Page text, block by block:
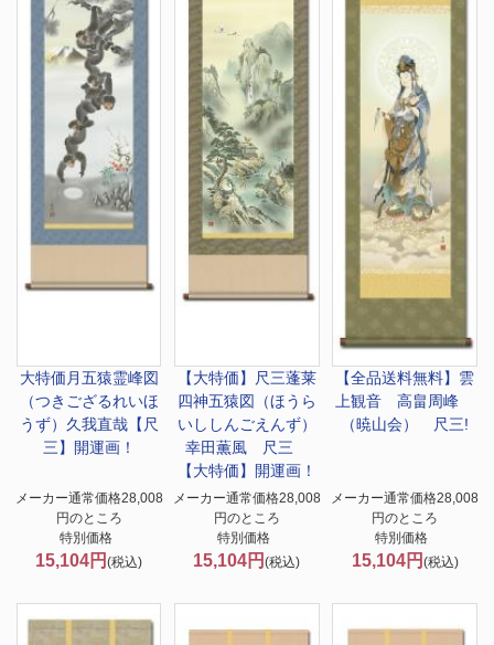
大特価 月五猿霊峰図
（つきござるれいほ
うず）久我直哉【尺
三】開運画！
メーカー通常価格28,008
円のところ
特別価格
15,104円(税込)
【大特価】尺三蓬莱
四神五猿図（ほうら
いししんごえんず）
幸田薫風 尺三
【大特価】開運画！
メーカー通常価格28,008
円のところ
特別価格
15,104円(税込)
【全品送料無料】 雲
上観音 高畠周峰
（暁山会） 尺三!
メーカー通常価格28,008
円のところ
特別価格
15,104円 (税込)